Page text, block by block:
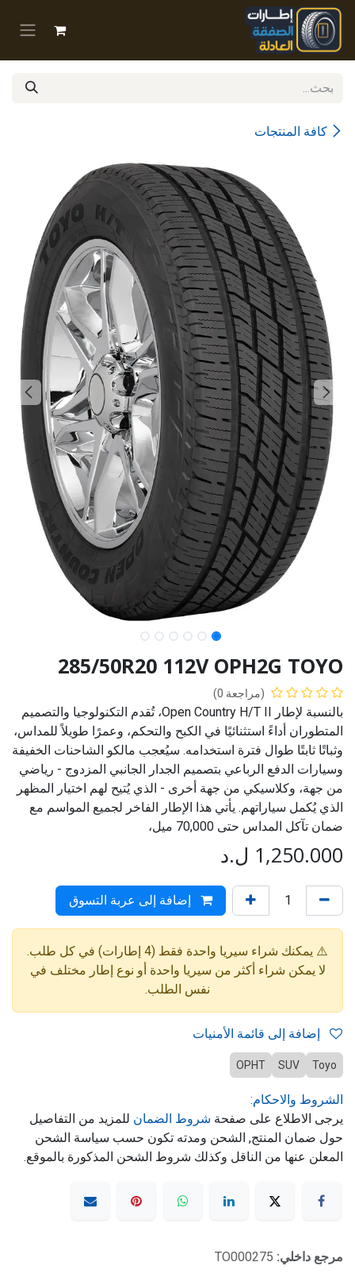
تخطي للذهاب إلى المحتوى
كافة المنتجات
285/50R20 112V OPH2G TOYO
(مراجعة 0)
بالنسبة لإطار Open Country H/T II، تُقدم التكنولوجيا والتصميم
المتطوران أداءً استثنائيًا في الكبح والتحكم، وعمرًا طويلاً للمداس،
وثباتًا ثابتًا طوال فترة استخدامه. سيُعجب مالكو الشاحنات الخفيفة
وسيارات الدفع الرباعي بتصميم الجدار الجانبي المزدوج - رياضي
من جهة، وكلاسيكي من جهة أخرى - الذي يُتيح لهم اختيار المظهر
الذي يُكمل سياراتهم. يأتي هذا الإطار الفاخر لجميع المواسم مع
ضمان تآكل المداس حتى 70,000 ميل،
1,250.000 ل.د
إضافة إلى عربة التسوق
⚠️ يمكنك شراء سيريا واحدة فقط (4 إطارات) في كل طلب.
لا يمكن شراء أكثر من سيريا واحدة أو نوع إطار مختلف في
نفس الطلب.
Toyo
SUV
OPHT
الشروط والاحكام:
يرجى الاطلاع على صفحة شروط الضمان للمزيد من التفاصيل
حول ضمان المنتج, الشحن ومدته تكون حسب سياسة الشحن
المعلن عنها من الناقل وكذلك شروط الشحن المذكورة بالموقع.
مرجع داخلي: TO000275